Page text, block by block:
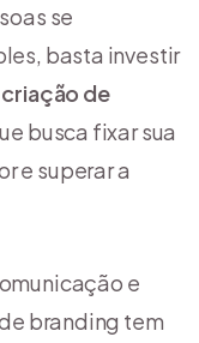
se
basta investir
criação de
busca fixar sua
e superar a
e
branding tem